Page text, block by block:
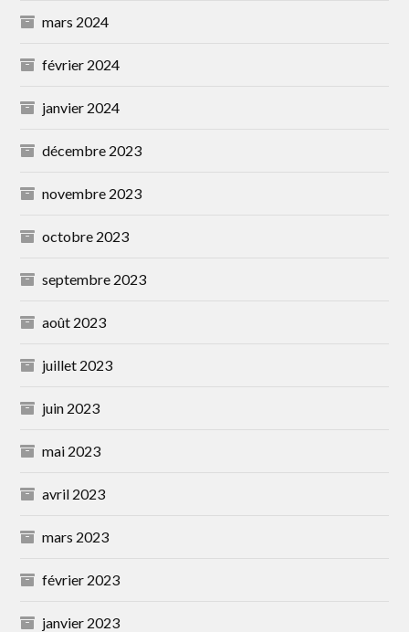
mars 2024
février 2024
janvier 2024
décembre 2023
novembre 2023
octobre 2023
septembre 2023
août 2023
juillet 2023
juin 2023
mai 2023
avril 2023
mars 2023
février 2023
janvier 2023